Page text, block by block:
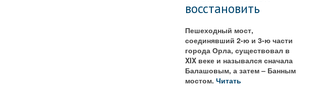
восстановить
Пешеходный мост,
соединявший 2-ю и 3-ю части
города Орла, существовал в
XIX веке и назывался сначала
Балашовым, а затем – Банным
мостом.Читать